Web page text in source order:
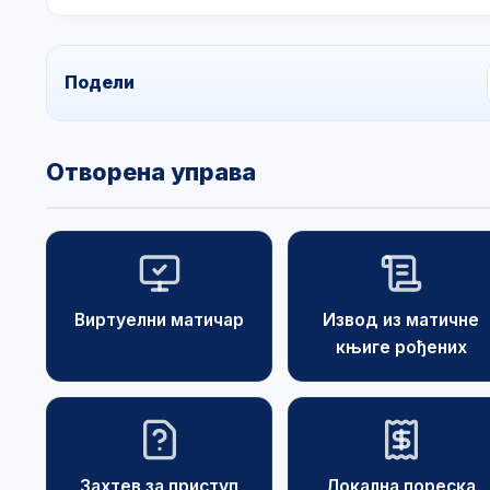
Подели
Отворена управа
Виртуелни матичар
Извод из матичне
књиге рођених